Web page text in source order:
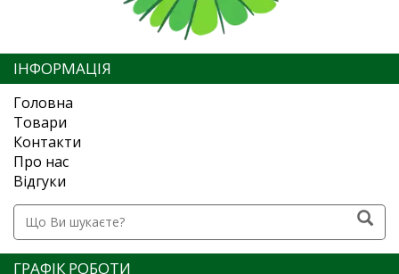
ІНФОРМАЦІЯ
Головна
Товари
Контакти
Про нас
Відгуки
ГРАФІК РОБОТИ